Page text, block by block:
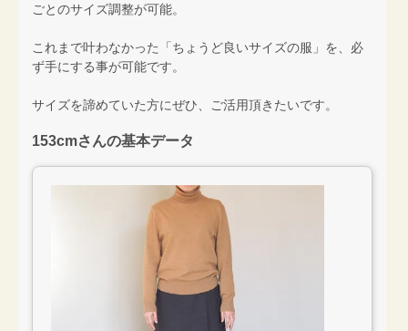
ごとのサイズ調整が可能。
これまで叶わなかった「ちょうど良いサイズの服」を、必
ず手にする事が可能です。
サイズを諦めていた方にぜひ、ご活用頂きたいです。
153cmさんの基本データ